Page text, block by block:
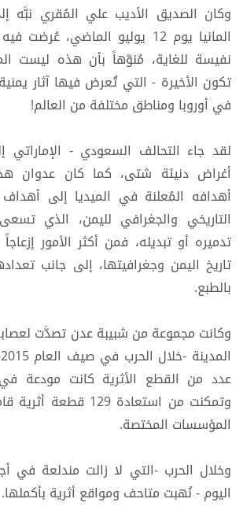
وكان الصديق الأديب علي المُقري نبَّه
المانيا يوم 12 يوليو الماضي،
نفيسة للغاية، مُنوّهاً بأن هذه ليست
تكون الأخيرة - التي تُعرض فيها آثار
في أوروبا ومناطق مختلفة من العالم!
لقد جاء التحالف السعودي - الإماراتي
أغراض دنيئة شتى، كما كان عدوان
أهدافه المُعلنة في الميديا إلى
التاريخي والجغرافي لليمن، الذي
تدميره أو تبديله، فمن أكثر الأمور
تاريخ اليمن وجغرافيتها، إلى جانب
بالطبع.
وكانت مجموعة من شبيبة عدن تصدَّت
عدد من القطع الأثرية كانت مودعة
وتمكنت من استعادة 129
المؤسسات المختصة.
وخلال الحرب -التي لا زالت مندلعة في
اليوم - نُهبت متاحف ومواقع أثرية بأكملها.